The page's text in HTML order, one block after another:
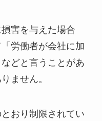
害を与えた場合
労働者が会社に加
どと言うことがあ
ません。
おり制限されてい